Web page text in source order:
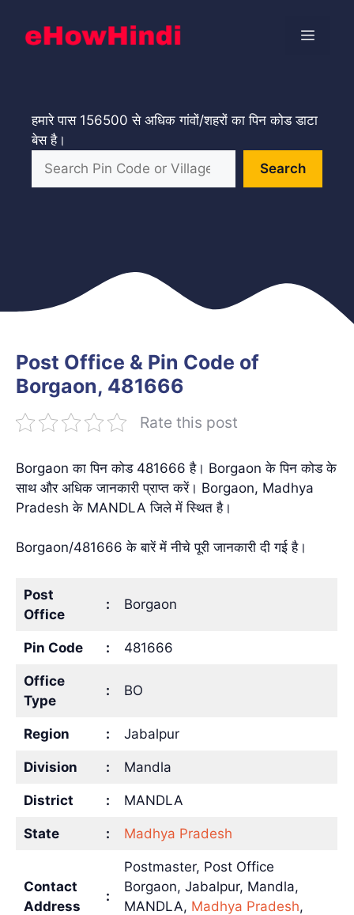
content
Menu
हमारे पास 156500 से अधिक गांवों/शहरों का पिन कोड डाटा
बेस है।
Search
Post Office & Pin Code of
Borgaon, 481666
Rate this post
Borgaon का पिन कोड 481666 है। Borgaon के पिन कोड के
साथ और अधिक जानकारी प्राप्त करें। Borgaon, Madhya
Pradesh के MANDLA जिले में स्थित है।
Borgaon/481666 के बारें में नीचे पूरी जानकारी दी गई है।
Post
Office
: Borgaon
Pin Code : 481666
Office
Type
: BO
Region : Jabalpur
Division : Mandla
District : MANDLA
State : Madhya Pradesh
Contact
Address
:
Postmaster, Post Office
Borgaon, Jabalpur, Mandla,
MANDLA, Madhya Pradesh,